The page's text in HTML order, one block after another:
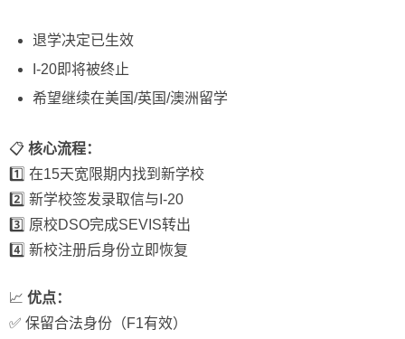
退学决定已生效
I-20即将被终止
希望继续在美国/英国/澳洲留学
📋 核心流程：
1️⃣ 在15天宽限期内找到新学校
2️⃣ 新学校签发录取信与I-20
3️⃣ 原校DSO完成SEVIS转出
4️⃣ 新校注册后身份立即恢复
📈 优点：
✅ 保留合法身份（F1有效）